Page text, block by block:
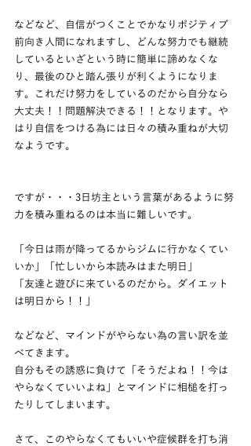
などなど、自信がつくことでかなりポジティブ
前向き人間になれますし、どんな努力でも継続
しているといざという時に簡単に諦めなくな
り、最後のひと踏ん張りが利くようになりま
す。これだけ努力をしているのだから自分なら
大丈夫！！問題解決できる！！となります。や
はり自信をつける為には日々の積み重ねが大切
なようです。
ですが・・・3日坊主という言葉があるように努
力を積み重ねるのは本当に難しいです。
「今日は雨が降ってるからジムに行かなくてい
いか」「忙しいから本読みはまた明日」
「友達と遊びに来ているのだから。ダイエット
は明日から！！」
などなど、マインドがやらない為の言い訳を並
べてきます。
自分もその誘惑に負けて「そうだよね！！今は
やらなくていいよね」とマインドに相槌を打っ
たりしてしまいます。
さて、このやらなくてもいいや症候群を打ち消